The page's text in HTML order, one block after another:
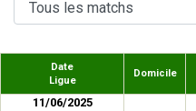
Date
Ligue
Domicile
11/06/2025